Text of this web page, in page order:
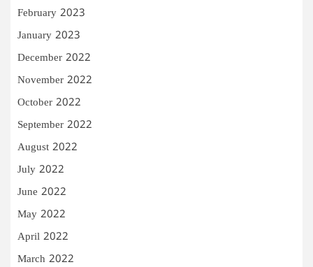
February 2023
January 2023
December 2022
November 2022
October 2022
September 2022
August 2022
July 2022
June 2022
May 2022
April 2022
March 2022